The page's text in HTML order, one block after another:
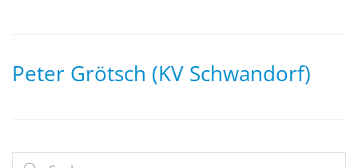
Peter Grötsch (KV Schwandorf)